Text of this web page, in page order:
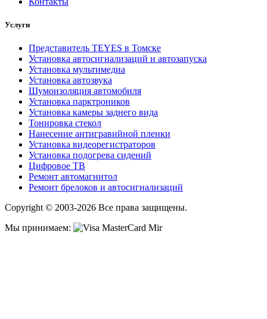
Услуги
Представитель TEYES в Томске
Установка автосигнализаций и автозапуска
Установка мультимедиа
Установка автозвука
Шумоизоляция автомобиля
Установка парктроников
Установка камеры заднего вида
Тонировка стекол
Нанесение антигравийной пленки
Установка видеорегистраторов
Установка подогрева сидений
Цифровое ТВ
Ремонт автомагнитол
Ремонт брелоков и автосигнализаций
Copyright © 2003-2026 Все права защищены.
Мы принимаем: